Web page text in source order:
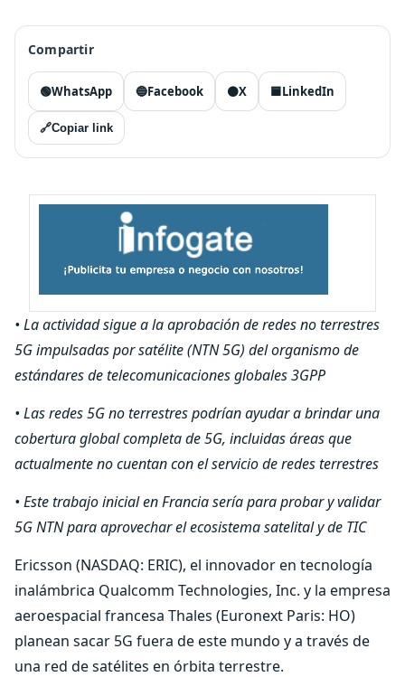
Compartir
🟢WhatsApp 🔵Facebook ⚫X 🟦LinkedIn
🔗Copiar link
• La actividad sigue a la aprobación de redes no terrestres
5G impulsadas por satélite (NTN 5G) del organismo de
estándares de telecomunicaciones globales 3GPP
• Las redes 5G no terrestres podrían ayudar a brindar una
cobertura global completa de 5G, incluidas áreas que
actualmente no cuentan con el servicio de redes terrestres
• Este trabajo inicial en Francia sería para probar y validar
5G NTN para aprovechar el ecosistema satelital y de TIC
Ericsson (NASDAQ: ERIC), el innovador en tecnología
inalámbrica Qualcomm Technologies, Inc. y la empresa
aeroespacial francesa Thales (Euronext Paris: HO)
planean sacar 5G fuera de este mundo y a través de
una red de satélites en órbita terrestre.